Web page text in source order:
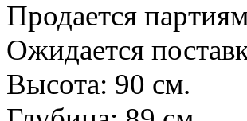
Продается
Ожидается
Высота: 90 см.